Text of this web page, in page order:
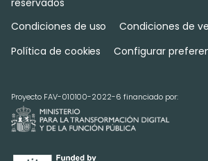
reservados
Condiciones de uso
Condiciones de
Política de cookies
Configurar
Proyecto FAV-010100-2022-6 financiado por: